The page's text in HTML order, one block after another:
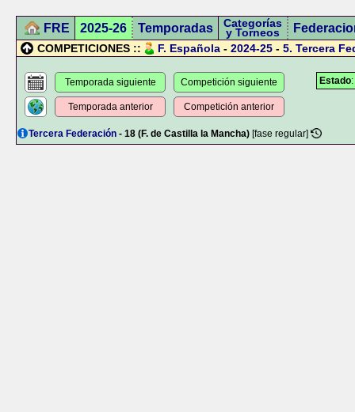
FRE 2025-26 Temporadas Categorías
y Torneos
COMPETICIONES :: F. Española - 2024-25 - 5. Tercera
Estado
Temporada siguiente
Temporada anterior
Competición siguiente
Competición anterior
Tercera Federación - 18 (F. de Castilla la Mancha) [fase regular]